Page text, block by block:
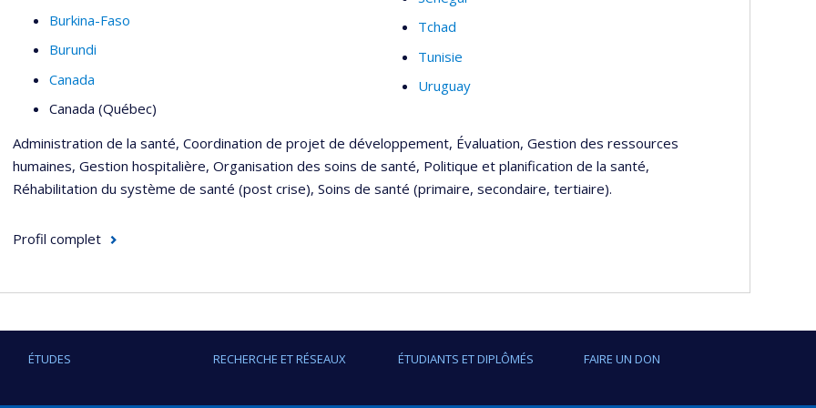
Burkina-Faso
Burundi
Canada
Canada (Québec)
Tchad
Tunisie
Uruguay
Administration de la santé, Coordination de projet de développement, Évaluation, Gestion des ressources
humaines, Gestion hospitalière, Organisation des soins de santé, Politique et planification de la santé,
Réhabilitation du système de santé (post crise), Soins de santé (primaire, secondaire, tertiaire).
Profil complet
ÉTUDES RECHERCHE ET RÉSEAUX ÉTUDIANTS ET DIPLÔMÉS FAIRE UN DON